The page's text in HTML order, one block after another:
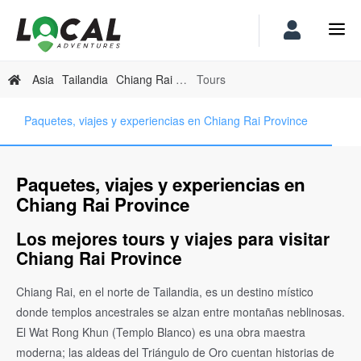
Asia Tailandia Chiang Rai Province Tours
Paquetes, viajes y experiencias en Chiang Rai Province
Paquetes, viajes y experiencias en
Chiang Rai Province
Los mejores tours y viajes para visitar
Chiang Rai Province
Chiang Rai, en el norte de Tailandia, es un destino místico
donde templos ancestrales se alzan entre montañas neblinosas.
El Wat Rong Khun (Templo Blanco) es una obra maestra
moderna; las aldeas del Triángulo de Oro cuentan historias de